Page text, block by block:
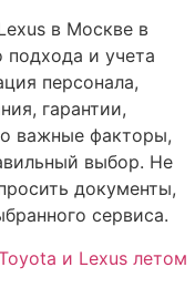
в Москве в
подхода и учета
персонала,
гарантии,
важные факторы,
выбор. Не
документы,
сервиса.
и Lexus летом